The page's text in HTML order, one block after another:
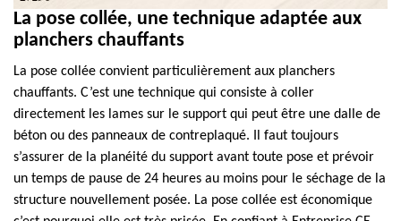
La pose collée, une technique adaptée aux
planchers chauffants
La pose collée convient particulièrement aux planchers
chauffants. C’est une technique qui consiste à coller
directement les lames sur le support qui peut être une dalle de
béton ou des panneaux de contreplaqué. Il faut toujours
s’assurer de la planéité du support avant toute pose et prévoir
un temps de pause de 24 heures au moins pour le séchage de la
structure nouvellement posée. La pose collée est économique